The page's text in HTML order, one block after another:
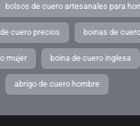
bolsos de cuero artesanales para
cuero precios boinas de
mujer boina de cuero inglesa
abrigo de cuero hombre